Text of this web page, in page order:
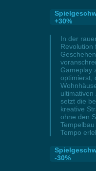
+30%
In der
Revolution
Gameplay
optimierst,
setzt die
kreative
ohne den
Tempo
-30%